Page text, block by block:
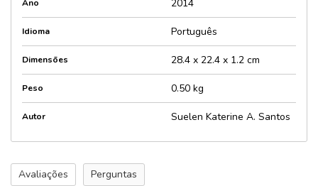
Ano 2014
Idioma Português
Dimensões 28.4 x 22.4 x 1.2 cm
Peso 0.50 kg
Autor Suelen Katerine A. Santos
Avaliações Perguntas